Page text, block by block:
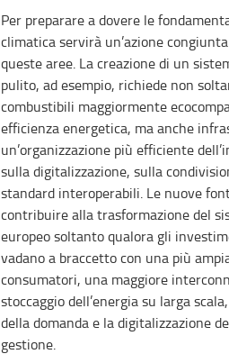
Per preparare a dovere le
climatica servirà un’azione
queste aree. La creazione di un
pulito, ad esempio, richiede non
combustibili maggiormente
efficienza energetica, ma anche
un’organizzazione più efficiente
sulla digitalizzazione, sulla
standard interoperabili. Le nuove
contribuire alla trasformazione del
europeo soltanto qualora gli
vadano a braccetto con una più
consumatori, una maggiore
stoccaggio dell’energia su larga
della domanda e la digitalizzazione
gestione.